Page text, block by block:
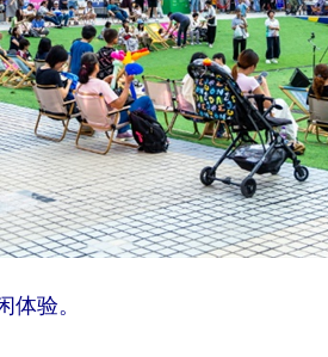
体验。